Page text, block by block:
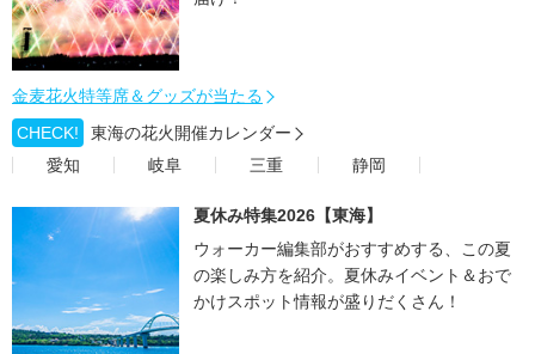
金麦花火特等席＆グッズが当たる
CHECK!
東海の花火開催カレンダー
愛知
岐阜 三重 静岡
夏休み特集2026【東海】
ウォーカー編集部がおすすめする、この夏
の楽しみ方を紹介。夏休みイベント＆おで
かけスポット情報が盛りだくさん！